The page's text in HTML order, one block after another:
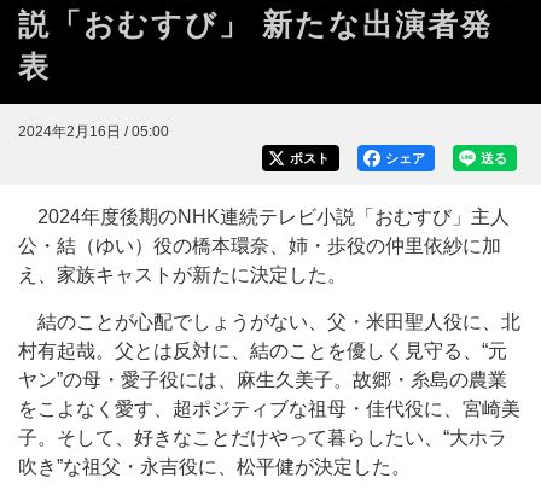
説「おむすび」 新たな出演者発
表
2024年2月16日 / 05:00
送る
シェア
ポスト
2024年度後期のNHK連続テレビ小説「おむすび」主人
公・結（ゆい）役の橋本環奈、姉・歩役の仲里依紗に加
え、家族キャストが新たに決定した。
結のことが心配でしょうがない、父・米田聖人役に、北
村有起哉。父とは反対に、結のことを優しく見守る、“元
ヤン”の母・愛子役には、麻生久美子。故郷・糸島の農業
をこよなく愛す、超ポジティブな祖母・佳代役に、宮崎美
子。そして、好きなことだけやって暮らしたい、“大ホラ
吹き”な祖父・永吉役に、松平健が決定した。